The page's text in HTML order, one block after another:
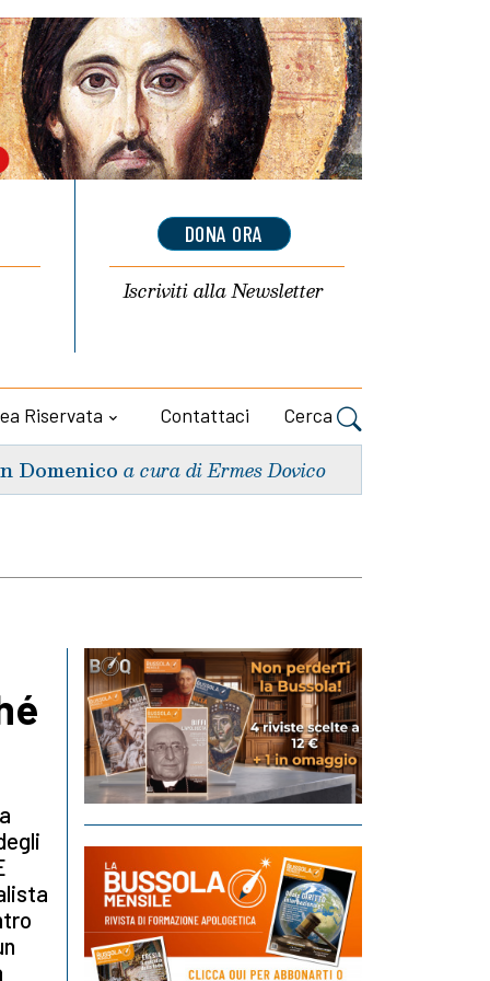
DONA ORA
Iscriviti allaNewsletter
Riservata Contattaci Cerca
Domenico a cura di Ermes Dovico